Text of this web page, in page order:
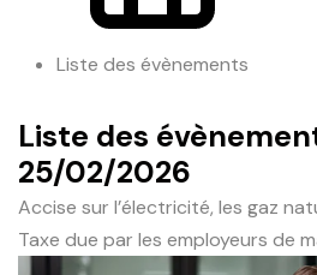
Liste des évènements
Liste des
25/02/2026
Accise sur l’électricité, les gaz
Taxe due par les employeurs de